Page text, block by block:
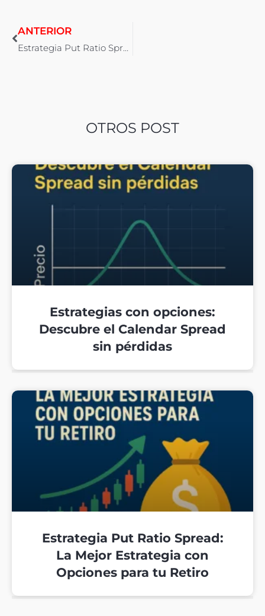
ANTERIOR
Estrategia Put Ratio Spread: La Mejor Estrategia con Opciones para tu Retiro
OTROS POST
Estrategias con opciones:
Descubre el Calendar Spread
sin pérdidas
Estrategia Put Ratio Spread:
La Mejor Estrategia con
Opciones para tu Retiro